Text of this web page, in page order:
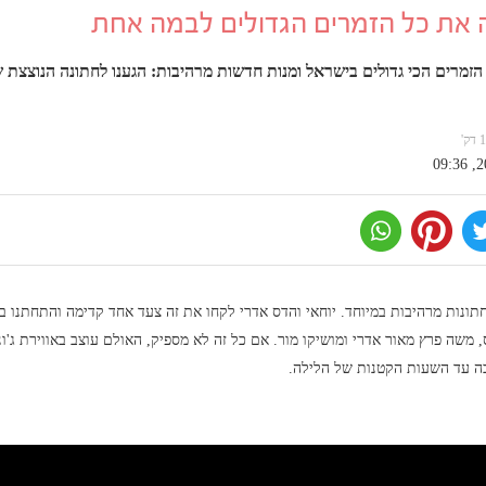
את כל הזמרים הגדולים לבמה אחת
הכי גדולים בישראל ומנות חדשות מרהיבות: הגענו לחתונה הנוצצת
מרהיבות במיוחד. יוחאי והדס אדרי לקחו את זה צעד אחד קדימה והתחתנו
משה פרץ מאור אדרי ומושיקו מור. אם כל זה לא מספיק, האולם עוצב באווירת
עד השעות הקטנות של הלילה.